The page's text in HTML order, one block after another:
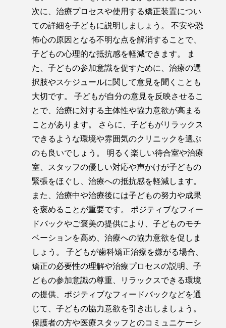
次に、治療プロセスや使用する矯正装置につい
ての詳細を子どもに説明しましょう。 不安や恐
怖心の原因となる不明な点を解消することで、
子どもの心理的な抵抗感を軽減できます。 ま
た、子どもの参加意識を促すために、治療の選
択肢やスケジュールに関して意見を聞くことも
大切です。 子どもが自分の意見を反映させるこ
とで、治療に対する主体性や協力意欲が高まる
ことがあります。 さらに、子どもがリラックス
できるような環境や雰囲気のクリニックを選ぶ
のも良いでしょう。 明るく楽しい待合室や治療
室、スタッフの優しい対応や声かけが子どもの
緊張をほぐし、治療への抵抗感を軽減します。
また、治療中や治療後には子どもの努力や成果
を褒めることが重要です。 ポジティブなフィー
ドバックやご褒美の提供により、子どものモチ
ベーションを高め、治療への協力意欲を促しま
しょう。 子どもが歯科矯正治療を嫌がる場合、
矯正の必要性の理解や治療プロセスの説明、子
どもの参加意識の尊重、リラックスできる環境
の提供、ポジティブなフィードバックなどを通
じて、子どもの協力意欲を引き出しましょう。
保護者の方や医療スタッフとのコミュニケーシ